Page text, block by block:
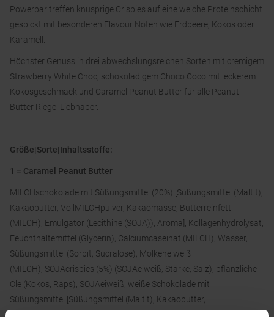
Powerbar treffen knusprige Crispies auf eine weiche Proteinschicht
gespickt mit besonderen Flavour Noten wie Erdbeere, Kokos oder
Karamell.
Höchster Genuss in drei abwechslungsreichen Sorten mit cremigem
Strawberry White Choc, schokoladigem Choco Coco mit leckerem
Kokosgeschmack und Caramel Peanut Butter für alle Peanut
Butter Riegel Liebhaber.
Größe|Sorte|Inhaltsstoffe:
1 = Caramel Peanut Butter
MILCHschokolade mit Süßungsmittel (20%) [Süßungsmittel (Maltit),
Kakaobutter, VollMILCHpulver, Kakaomasse, Butterreinfett
(MILCH), Emulgator (Lecithine (SOJA)), Aroma], Kollagenhydrolysat,
Feuchthaltemittel (Glycerin), Calciumcaseinat (MILCH), Wasser,
Süßungsmittel (Sorbit, Sucralose), Molkeneiweiß
(MILCH), SOJAcrispies (5%) (SOJAeiweiß, Stärke, Salz), pflanzliche
Öle (Kokos, Raps), SOJAeiweiß, weiße Schokolade mit
Süßungsmittel [Süßungsmittel (Maltit), Kakaobutter,